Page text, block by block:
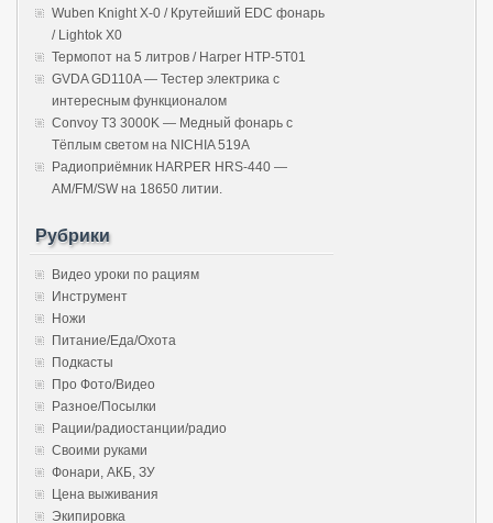
Wuben Knight X-0 / Крутейший EDC фонарь
/ Lightok X0
Термопот на 5 литров / Harper HTP-5T01
GVDA GD110A — Тестер электрика с
интересным функционалом
Convoy T3 3000K — Медный фонарь с
Тёплым светом на NICHIA 519A
Радиоприёмник HARPER HRS-440 —
AM/FM/SW на 18650 литии.
Рубрики
Видео уроки по рациям
Инструмент
Ножи
Питание/Еда/Охота
Подкасты
Про Фото/Видео
Разное/Посылки
Рации/радиостанции/радио
Своими руками
Фонари, АКБ, ЗУ
Цена выживания
Экипировка